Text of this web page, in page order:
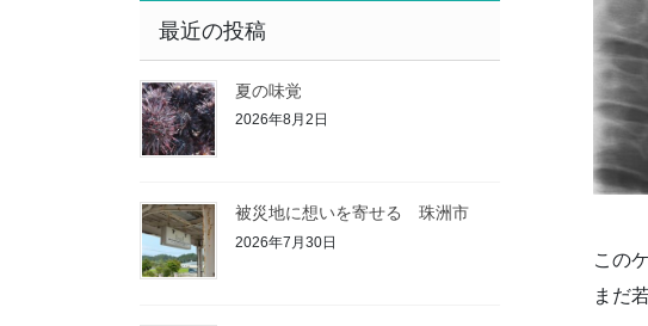
この
まだ
最近の投稿
夏の味覚
2026年8月2日
被災地に想いを寄せる 珠洲市
2026年7月30日